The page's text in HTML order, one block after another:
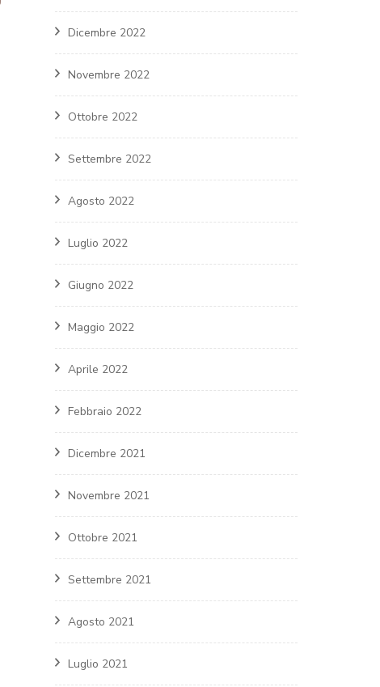
Dicembre 2022
Novembre 2022
Ottobre 2022
Settembre 2022
Agosto 2022
Luglio 2022
Giugno 2022
Maggio 2022
Aprile 2022
Febbraio 2022
Dicembre 2021
Novembre 2021
Ottobre 2021
Settembre 2021
Agosto 2021
Luglio 2021